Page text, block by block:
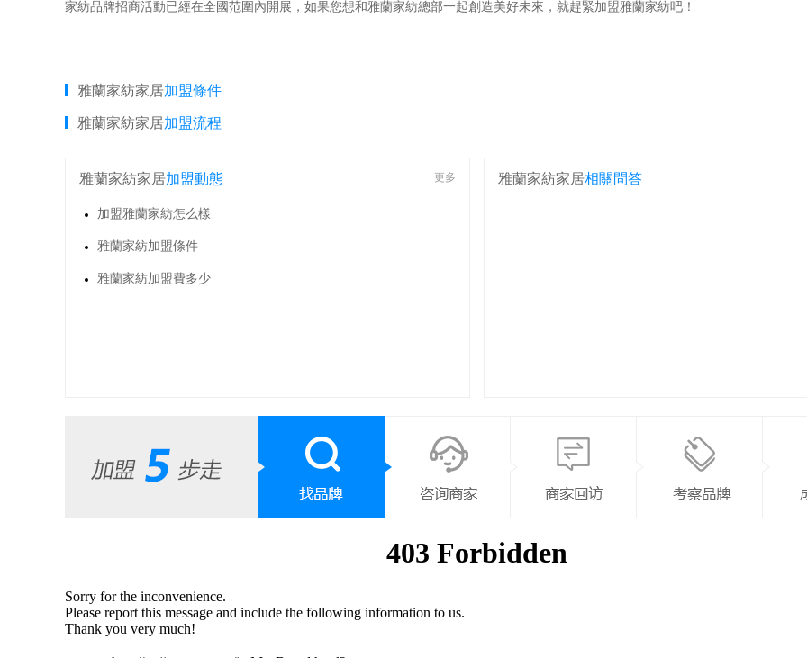
家紡品牌招商活動已經在全國范圍內開展，如果您想和雅蘭家紡總部一起創造美好未來，就趕緊加盟雅蘭家紡吧！
雅蘭家紡家居加盟條件
雅蘭家紡家居加盟流程
雅蘭家紡家居加盟動態 更多
加盟雅蘭家紡怎么樣
雅蘭家紡加盟條件
雅蘭家紡加盟費多少
雅蘭家紡家居相關問答